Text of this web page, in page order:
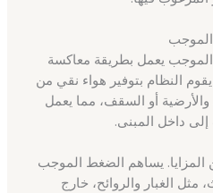
الموجب
الموجب يعمل بطريقة معاكسة
النظام بتوفير هواء نقي من
أو السقف، مما يعمل
داخل المبنى.
المزايا. يساهم الضغط الموجب
مثل الغبار والروائح، خارج